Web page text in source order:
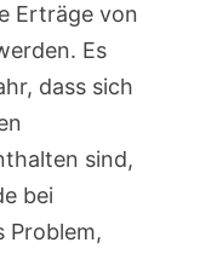
Erträge von
Es
dass sich
sind,
bei
Problem,